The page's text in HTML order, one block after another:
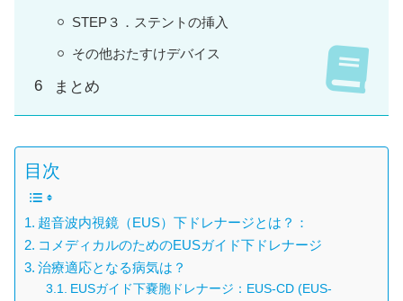
STEP３．ステントの挿入
その他おたすけデバイス
まとめ
目次
超音波内視鏡（EUS）下ドレナージとは？：
コメディカルのためのEUSガイド下ドレナージ
治療適応となる病気は？
EUSガイド下嚢胞ドレナージ：EUS-CD (EUS-